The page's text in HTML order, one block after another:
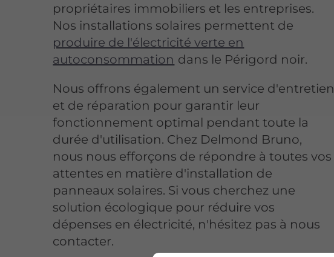
propriétaires immobiliers et les entreprises.
Nos installations solaires permettent de
produire de l'électricité verte en
autoconsommation dans le Périgord noir.
Nous offrons également un service d'entretien
et de réparation pour garantir leur
fonctionnement optimal pendant toute la
durée d'utilisation. Chez Delmond Bruno,
nous nous efforçons de répondre à toutes vos
attentes en matière d'installation de
panneaux solaires. Si vous cherchez une
solution écologique pour réduire vos
dépenses en électricité, n'hésitez pas à nous
contacter.